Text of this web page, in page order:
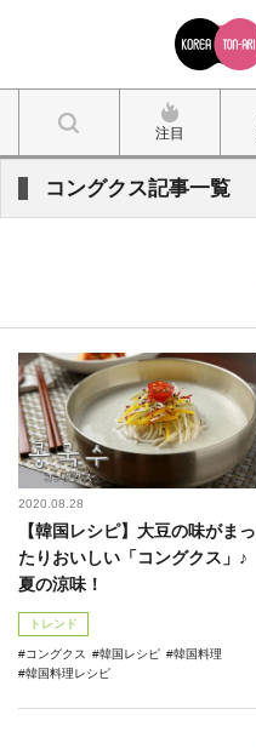
注目
コングクス記事一覧
2020.08.28
【韓国レシピ】大豆の味がまっ
たりおいしい「コングクス」♪
夏の涼味！
トレンド
コングクス 韓国レシピ
韓国料理
韓国料理レシピ